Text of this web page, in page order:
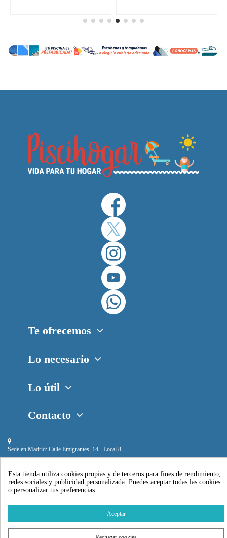
Te ofrecemos
Lo necesario
Lo útil
Contacto
Sede en Madrid: Calle Emigrantes, 14 - Local 8
Esta tienda utiliza cookies propias y de terceros para fines de rendimiento,
redes sociales y publicidad personalizada. Puedes aceptar todas las cookies
o personalizar tus preferencias.
Aceptar